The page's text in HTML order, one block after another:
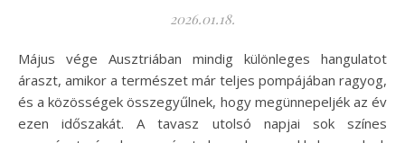
2026.01.18.
Május vége Ausztriában mindig különleges hangulatot
áraszt, amikor a természet már teljes pompájában ragyog,
és a közösségek összegyűlnek, hogy megünnepeljék az év
ezen időszakát. A tavasz utolsó napjai sok színes